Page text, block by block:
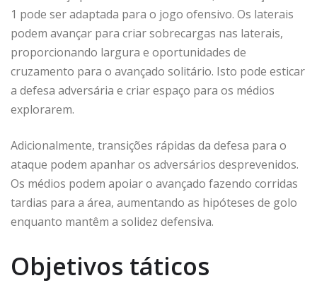
1 pode ser adaptada para o jogo ofensivo. Os laterais
podem avançar para criar sobrecargas nas laterais,
proporcionando largura e oportunidades de
cruzamento para o avançado solitário. Isto pode esticar
a defesa adversária e criar espaço para os médios
explorarem.
Adicionalmente, transições rápidas da defesa para o
ataque podem apanhar os adversários desprevenidos.
Os médios podem apoiar o avançado fazendo corridas
tardias para a área, aumentando as hipóteses de golo
enquanto mantêm a solidez defensiva.
Objetivos táticos